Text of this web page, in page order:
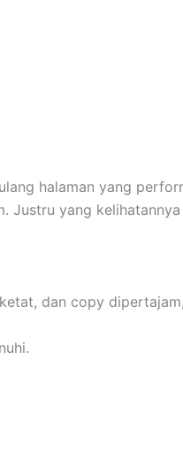
halaman yang
Justru yang kelihatannya
dan copy